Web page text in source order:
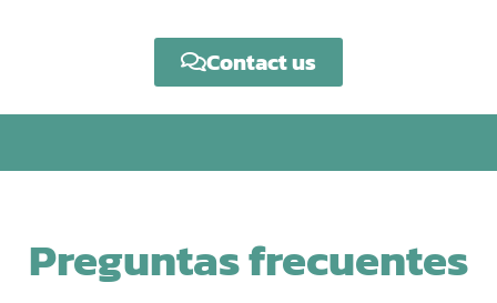
Contact us
Preguntas frecuentes